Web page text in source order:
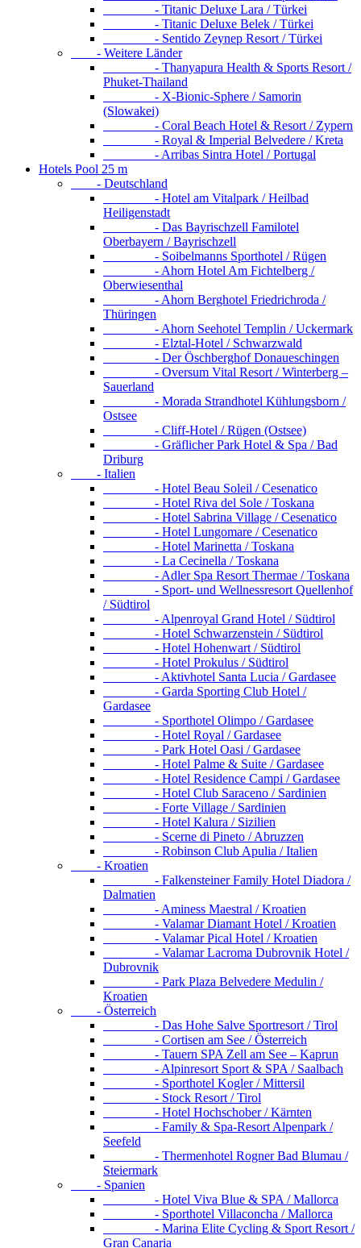
- Titanic Deluxe Lara / Türkei
- Titanic Deluxe Belek / Türkei
- Sentido Zeynep Resort / Türkei
- Weitere Länder
- Thanyapura Health & Sports Resort /
Phuket-Thailand
- X-Bionic-Sphere / Samorin
(Slowakei)
- Coral Beach Hotel & Resort / Zypern
- Royal & Imperial Belvedere / Kreta
- Arribas Sintra Hotel / Portugal
Hotels Pool 25 m
- Deutschland
- Hotel am Vitalpark / Heilbad
Heiligenstadt
- Das Bayrischzell Familotel
Oberbayern / Bayrischzell
- Soibelmanns Sporthotel / Rügen
- Ahorn Hotel Am Fichtelberg /
Oberwiesenthal
- Ahorn Berghotel Friedrichroda /
Thüringen
- Ahorn Seehotel Templin / Uckermark
- Elztal-Hotel / Schwarzwald
- Der Öschberghof Donaueschingen
- Oversum Vital Resort / Winterberg –
Sauerland
- Morada Strandhotel Kühlungsborn /
Ostsee
- Cliff-Hotel / Rügen (Ostsee)
- Gräflicher Park Hotel & Spa / Bad
Driburg
- Italien
- Hotel Beau Soleil / Cesenatico
- Hotel Riva del Sole / Toskana
- Hotel Sabrina Village / Cesenatico
- Hotel Lungomare / Cesenatico
- Hotel Marinetta / Toskana
- La Cecinella / Toskana
- Adler Spa Resort Thermae / Toskana
- Sport- und Wellnessresort Quellenhof
/ Südtirol
- Alpenroyal Grand Hotel / Südtirol
- Hotel Schwarzenstein / Südtirol
- Hotel Hohenwart / Südtirol
- Hotel Prokulus / Südtirol
- Aktivhotel Santa Lucia / Gardasee
- Garda Sporting Club Hotel /
Gardasee
- Sporthotel Olimpo / Gardasee
- Hotel Royal / Gardasee
- Park Hotel Oasi / Gardasee
- Hotel Palme & Suite / Gardasee
- Hotel Residence Campi / Gardasee
- Hotel Club Saraceno / Sardinien
- Forte Village / Sardinien
- Hotel Kalura / Sizilien
- Scerne di Pineto / Abruzzen
- Robinson Club Apulia / Italien
- Kroatien
- Falkensteiner Family Hotel Diadora /
Dalmatien
- Aminess Maestral / Kroatien
- Valamar Diamant Hotel / Kroatien
- Valamar Pical Hotel / Kroatien
- Valamar Lacroma Dubrovnik Hotel /
Dubrovnik
- Park Plaza Belvedere Medulin /
Kroatien
- Österreich
- Das Hohe Salve Sportresort / Tirol
- Cortisen am See / Österreich
- Tauern SPA Zell am See – Kaprun
- Alpinresort Sport & SPA / Saalbach
- Sporthotel Kogler / Mittersil
- Stock Resort / Tirol
- Hotel Hochschober / Kärnten
- Family & Spa-Resort Alpenpark /
Seefeld
- Thermenhotel Rogner Bad Blumau /
Steiermark
- Spanien
- Hotel Viva Blue & SPA / Mallorca
- Sporthotel Villaconcha / Mallorca
- Marina Elite Cycling & Sport Resort /
Gran Canaria